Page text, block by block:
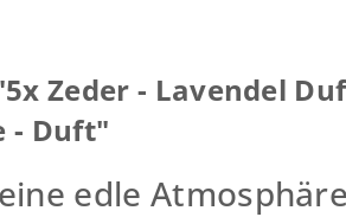
Zeder - Lavendel
- Duft"
edle